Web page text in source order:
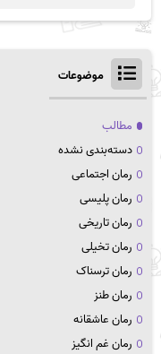
موضوعات
مطالب
دسته‌بندی نشده
رمان اجتماعی
رمان پلیسی
رمان تاریخی
رمان تخیلی
رمان ترسناک
رمان طنز
رمان عاشقانه
رمان غم انگیز